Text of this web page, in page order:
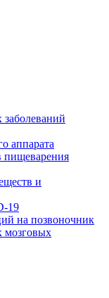
заболеваний
аппарата
пищеварения
и
19
на позвоночник
мозговых